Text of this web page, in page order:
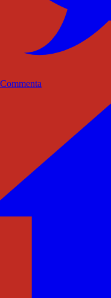
Commenta